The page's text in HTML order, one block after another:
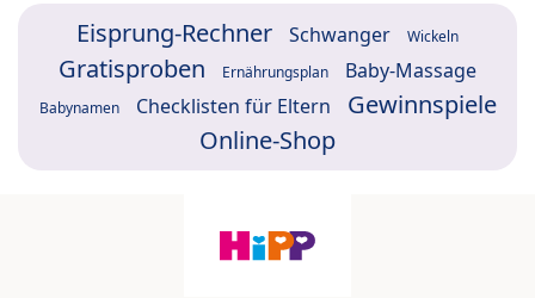
Eisprung-Rechner Schwanger Wickeln
Gratisproben Ernährungsplan Baby-Massage
Babynamen Checklisten für Eltern
Gewinnspiele
Online-Shop